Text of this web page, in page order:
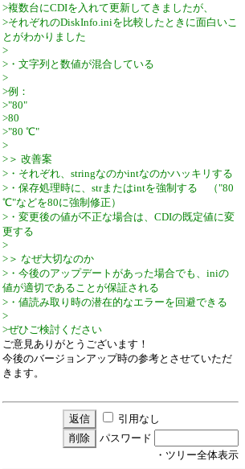
>複数台にCDIを入れて更新してきましたが、
>それぞれのDiskInfo.iniを比較したときに面白いこ
とがわかりました
>
>・文字列と数値が混合している
>
>例：
>"80"
>80
>"80 ℃"
>
>＞ 改善案
>・それぞれ、stringなのかintなのかハッキリする
>・保存処理時に、strまたはintを強制する （"80
℃"などを80に強制修正）
>・変更後の値が不正な場合は、CDIの既定値に変
更する
>
>＞ なぜ大切なのか
>・今後のアップデートがあった場合でも、iniの
値が適切であることが保証される
>・値読み取り時の潜在的なエラーを回避できる
>
>ぜひご検討ください
ご意見ありがとうございます！
今後のバージョンアップ時の参考とさせていただ
きます。
引用なし
パスワード
・ツリー全体表示